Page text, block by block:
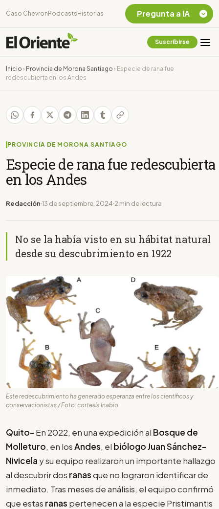
Caso Chevron Podcasts Historias
Suscribirse
Inicio › Provincia de Morona Santiago › Especie de rana fue
redescubierta en los Andes
PROVINCIA DE MORONA SANTIAGO
Especie de rana fue redescubierta
en los Andes
Redacción 13 de septiembre, 2024 2 min de lectura
No se la había visto en su hábitat natural
desde su descubrimiento en 1922
Este redescubrimiento ha generado esperanza entre los científicos y
conservacionistas / Foto: cortesía Inabio
Quito- En 2022, en una expedición al Bosque de
Molleturo, en losAndes, el biólogo Juan Sánchez-
Nivicela y su equipo realizaron un importante hallazgo
al descubrir dos ranasque no lograron identificar de
inmediato. Tras meses de análisis, el equipo confirmó
que estas ranas pertenecen a la especie Pristimantis
Pregunta a IA
Chevron Ecuador